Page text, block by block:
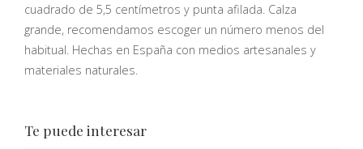
cuadrado de 5,5 centímetros y punta afilada. Calza
grande, recomendamos escoger un número menos del
habitual. Hechas en España con medios artesanales y
materiales naturales.
Te puede interesar